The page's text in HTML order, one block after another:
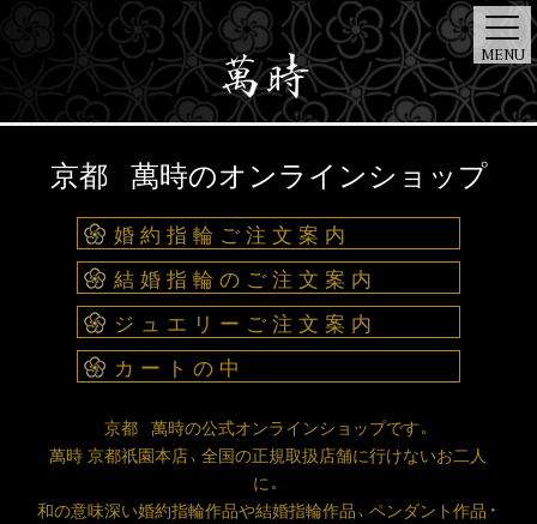
MENU
TOPBRIDAL
ONE
DIAMOND DESIGNER
JEWELRY STORE NEWS
京都 萬時のオンラインショップ
婚約指輪ご注文案内
結婚指輪のご注文案内
ジュエリーご注文案内
カートの中
京都 萬時の公式オンラインショップです。
萬時 京都祇園本店、全国の正規取扱店舗に行けないお二人
に。
和の意味深い婚約指輪作品や結婚指輪作品、ペンダント作品・